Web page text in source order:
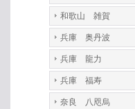
和歌山 雑賀
兵庫 奥丹波
兵庫 龍力
兵庫 福寿
奈良 八咫烏